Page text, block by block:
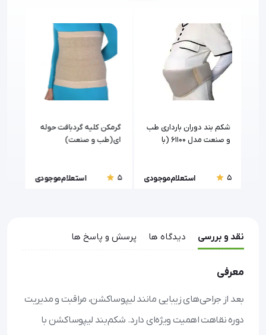
شکم بند دوران بارداری طب
و صنعت مدل 61100 (با
5 استعلام موجودی
گرمکن کلیه گردبافت حوله
ای(طب و صنعت)
5 استعلام موجودی
نقد و بررسی دیدگاه ها پرسش و پاسخ ها
معرفی
بعد از جراحی‌های زیبایی مانند لیپوساکشن، مراقبت و مدیریت
دوره نقاهت اهمیت ویژه‌ای دارد. شکم‌بند لیپوساکشن با